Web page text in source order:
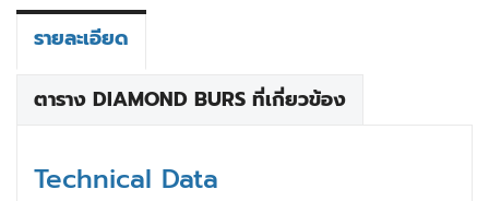
รายละเอียด
ตาราง DIAMOND BURS ที่เกี่ยวข้อง
Technical Data